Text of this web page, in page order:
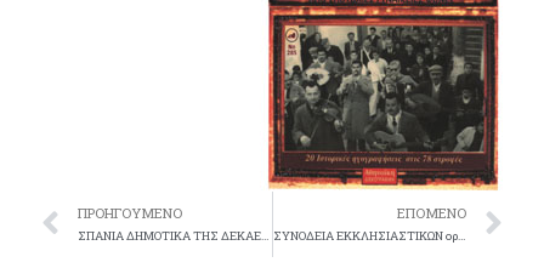
ΠΡΟΗΓΟΎΜΕΝΟ
ΣΠANIA ΔHMOTIKA THΣ ΔEKAETIAΣ TOY ’50 No 253
ΕΠΌΜΕΝΟ
ΣYNOΔEIA EKKΛHΣIAΣTIKΩN οργάνων No 177